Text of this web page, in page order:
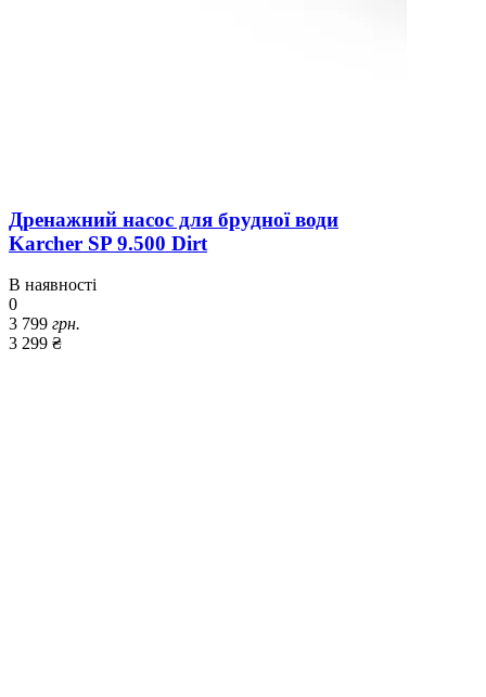
Дренажний насос для брудної води
Karcher SP 9.500 Dirt
В наявності
0
3 799 грн.
3 299 ₴